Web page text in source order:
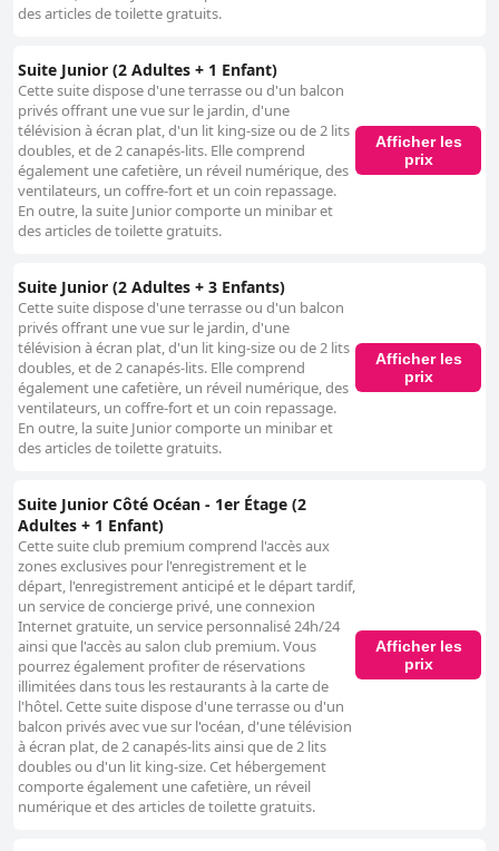
des articles de toilette gratuits.
Suite Junior (2 Adultes + 1 Enfant)
Cette suite dispose d'une terrasse ou d'un balcon
privés offrant une vue sur le jardin, d'une
télévision à écran plat, d'un lit king-size ou de 2 lits
doubles, et de 2 canapés-lits. Elle comprend
également une cafetière, un réveil numérique, des
ventilateurs, un coffre-fort et un coin repassage.
En outre, la suite Junior comporte un minibar et
des articles de toilette gratuits.
Afficher les
prix
Suite Junior (2 Adultes + 3 Enfants)
Cette suite dispose d'une terrasse ou d'un balcon
privés offrant une vue sur le jardin, d'une
télévision à écran plat, d'un lit king-size ou de 2 lits
doubles, et de 2 canapés-lits. Elle comprend
également une cafetière, un réveil numérique, des
ventilateurs, un coffre-fort et un coin repassage.
En outre, la suite Junior comporte un minibar et
des articles de toilette gratuits.
Afficher les
prix
Suite Junior Côté Océan - 1er Étage (2
Adultes + 1 Enfant)
Cette suite club premium comprend l'accès aux
zones exclusives pour l'enregistrement et le
départ, l'enregistrement anticipé et le départ tardif,
un service de concierge privé, une connexion
Internet gratuite, un service personnalisé 24h/24
ainsi que l'accès au salon club premium. Vous
pourrez également profiter de réservations
illimitées dans tous les restaurants à la carte de
l'hôtel. Cette suite dispose d'une terrasse ou d'un
balcon privés avec vue sur l'océan, d'une télévision
à écran plat, de 2 canapés-lits ainsi que de 2 lits
doubles ou d'un lit king-size. Cet hébergement
comporte également une cafetière, un réveil
numérique et des articles de toilette gratuits.
Afficher les
prix